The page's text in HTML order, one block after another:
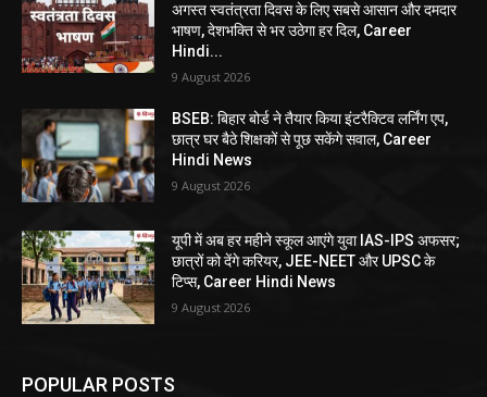
अगस्त स्वतंत्रता दिवस के लिए सबसे आसान और दमदार
भाषण, देशभक्ति से भर उठेगा हर दिल, Career
Hindi...
9 August 2026
BSEB: बिहार बोर्ड ने तैयार किया इंटरैक्टिव लर्निंग एप,
छात्र घर बैठे शिक्षकों से पूछ सकेंगे सवाल, Career
Hindi News
9 August 2026
यूपी में अब हर महीने स्कूल आएंगे युवा IAS-IPS अफसर;
छात्रों को देंगे करियर, JEE-NEET और UPSC के
टिप्स, Career Hindi News
9 August 2026
POPULAR POSTS